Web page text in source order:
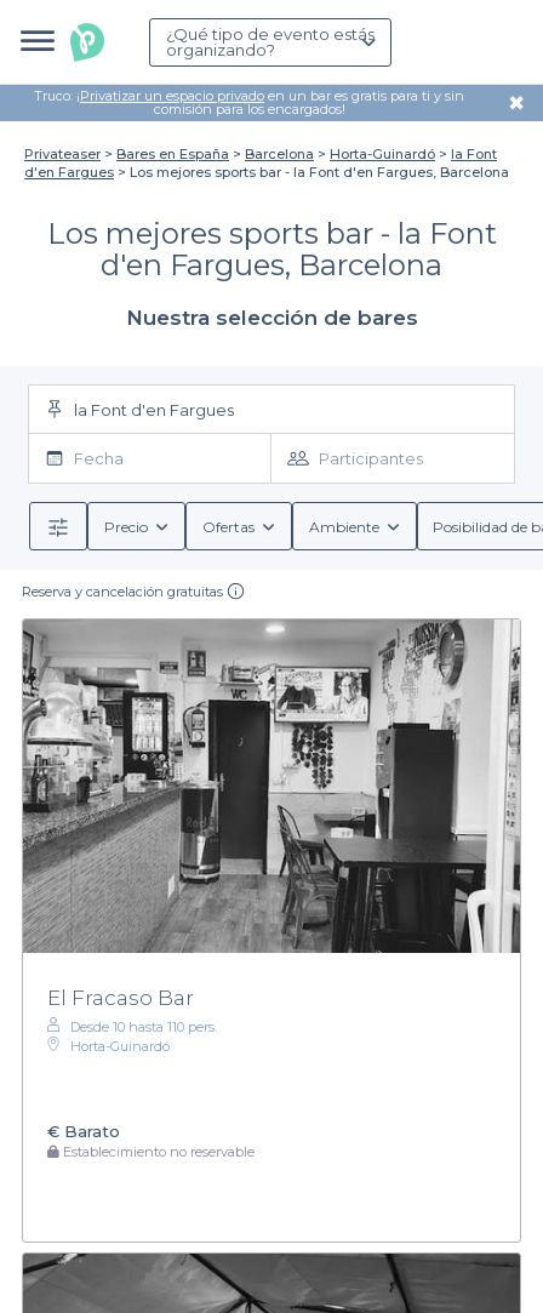
¿Qué tipo de evento estás
organizando?
Truco: ¡Privatizar un espacio privado en un bar es gratis para ti y sin
comisión para los encargados! ✖
Privateaser Bares en España Barcelona Horta-Guinardó
la Font
d'en Fargues
Los mejores sports bar - la Font d'en Fargues, Barcelona
Los mejores sports bar - la Font
d'en Fargues, Barcelona
Nuestra selección de bares
la Font d'en Fargues
Fecha Participantes
Precio Ofertas Ambiente Posibilidad de
Reserva y cancelación gratuitas
El Fracaso Bar
Desde 10 hasta 110 pers.
Horta-Guinardó
€ Barato
Establecimiento no reservable